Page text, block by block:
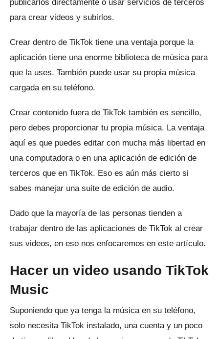
publicarlos directamente o usar servicios de terceros
para crear videos y subirlos.
Crear dentro de TikTok tiene una ventaja porque la
aplicación tiene una enorme biblioteca de música para
que la uses. También puede usar su propia música
cargada en su teléfono.
Crear contenido fuera de TikTok también es sencillo,
pero debes proporcionar tu propia música. La ventaja
aquí es que puedes editar con mucha más libertad en
una computadora o en una aplicación de edición de
terceros que en TikTok. Eso es aún más cierto si
sabes manejar una suite de edición de audio.
Dado que la mayoría de las personas tienden a
trabajar dentro de las aplicaciones de TikTok al crear
sus videos, en eso nos enfocaremos en este artículo.
Hacer un video usando TikTok
Music
Suponiendo que ya tenga la música en su teléfono,
solo necesita TikTok instalado, una cuenta y un poco